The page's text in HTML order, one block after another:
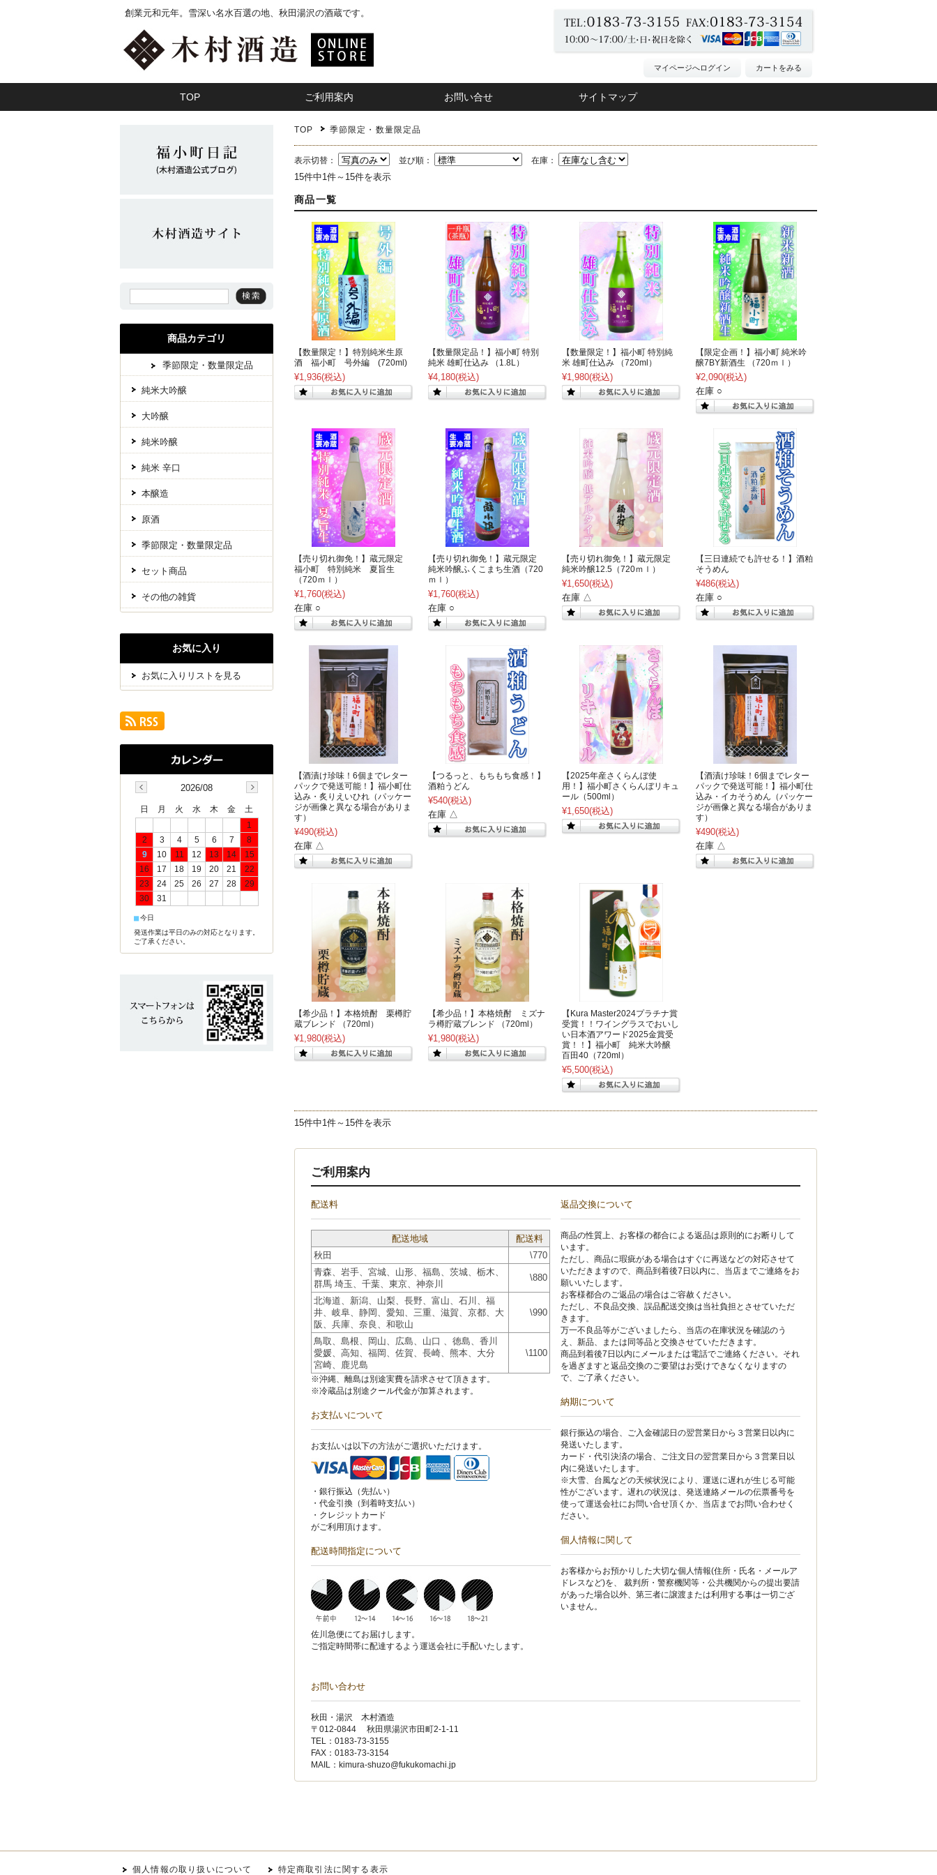
創業元和元年。雪深い名水百選の地、秋田湯沢の酒蔵です。
マイページへログイン カートをみる
TOP ご利用案内 お問い合せ サイトマップ
TOP 季節限定・数量限定品
表示切替： 並び順： 在庫：
15件中1件～15件を表示
商品一覧
【数量限定！】特別純米生原
酒 福小町 号外編 (720ml)
¥1,936(税込)
【数量限定品！】福小町 特別
純米 雄町仕込み （1.8L）
¥4,180(税込)
【数量限定！】福小町 特別純
米 雄町仕込み （720ml）
¥1,980(税込)
【限定企画！】福小町 純米吟
醸7BY新酒生 （720ｍｌ）
¥2,090(税込)
在庫 ○
【売り切れ御免！】蔵元限定
福小町 特別純米 夏旨生
（720ｍｌ）
¥1,760(税込)
在庫 ○
【売り切れ御免！】蔵元限定
純米吟醸ふくこまち生酒（720
ｍｌ）
¥1,760(税込)
在庫 ○
【売り切れ御免！】蔵元限定
純米吟醸12.5（720ｍｌ）
¥1,650(税込)
在庫 △
【三日連続でも許せる！】酒粕
そうめん
¥486(税込)
在庫 ○
【酒漬け珍味！6個までレター
パックで発送可能！】福小町仕
込み・炙りえいひれ（パッケー
ジが画像と異なる場合がありま
す）
¥490(税込)
在庫 △
【つるっと、もちもち食感！】
酒粕うどん
¥540(税込)
在庫 △
【2025年産さくらんぼ使
用！】福小町さくらんぼリキュ
ール（500ml）
¥1,650(税込)
【酒漬け珍味！6個までレター
パックで発送可能！】福小町仕
込み・イカそうめん（パッケー
ジが画像と異なる場合がありま
す）
¥490(税込)
在庫 △
【希少品！】本格焼酎 栗樽貯
蔵ブレンド （720ml）
¥1,980(税込)
【希少品！】本格焼酎 ミズナ
ラ樽貯蔵ブレンド （720ml）
¥1,980(税込)
【Kura Master2024プラチナ賞
受賞！！ワイングラスでおいし
い日本酒アワード2025金賞受
賞！！】福小町 純米大吟醸
百田40（720ml）
¥5,500(税込)
15件中1件～15件を表示
ご利用案内
配送料
配送地域
配送料
秋田
\770
青森、岩手、宮城、山形、福島、茨城、栃木、
群馬 埼玉、千葉、東京、神奈川
\880
北海道、新潟、山梨、長野、富山、石川、福
井、岐阜、静岡、愛知、三重、滋賀、京都、大
阪、兵庫、奈良、和歌山
\990
鳥取、島根、岡山、広島、山口 、徳島、香川
愛媛、高知、福岡、佐賀、長崎、熊本、大分
宮崎、鹿児島
\1100
※沖縄、離島は別途実費を請求させて頂きます。
※冷蔵品は別途クール代金が加算されます。
お支払いについて
お支払いは以下の方法がご選択いただけます。
・銀行振込（先払い）
・代金引換（到着時支払い）
・クレジットカード
がご利用頂けます。
配送時間指定について
佐川急便にてお届けします。
ご指定時間帯に配達するよう運送会社に手配いたします。
返品交換について
商品の性質上、お客様の都合による返品は原則的にお断りして
います。
ただし、商品に瑕疵がある場合はすぐに再送などの対応させて
いただきますので、商品到着後7日以内に、当店までご連絡をお
願いいたします。
お客様都合のご返品の場合はご容赦ください。
ただし、不良品交換、誤品配送交換は当社負担とさせていただ
きます。
万一不良品等がございましたら、当店の在庫状況を確認のう
え、新品、または同等品と交換させていただきます。
商品到着後7日以内にメールまたは電話でご連絡ください。それ
を過ぎますと返品交換のご要望はお受けできなくなりますの
で、ご了承ください。
納期について
銀行振込の場合、ご入金確認日の翌営業日から３営業日以内に
発送いたします。
カード・代引決済の場合、ご注文日の翌営業日から３営業日以
内に発送いたします。
※大雪、台風などの天候状況により、運送に遅れが生じる可能
性がございます。遅れの状況は、発送連絡メールの伝票番号を
使って運送会社にお問い合せ頂くか、当店までお問い合わせく
ださい。
個人情報に関して
お客様からお預かりした大切な個人情報(住所・氏名・メールア
ドレスなど)を、 裁判所・警察機関等・公共機関からの提出要請
があった場合以外、第三者に譲渡または利用する事は一切ござ
いません。
お問い合わせ
秋田・湯沢 木村酒造
〒012-0844 秋田県湯沢市田町2-1-11
TEL：0183-73-3155
FAX：0183-73-3154
MAIL： kimura-shuzo@fukukomachi.jp
商品カテゴリ
季節限定・数量限定品
純米大吟醸
大吟醸
純米吟醸
純米 辛口
本醸造
原酒
季節限定・数量限定品
セット商品
その他の雑貨
お気に入り
お気に入りリストを見る
2026/08
日 月 火 水 木 金
土
1
2
3 4 5 6 7
8
9
10 11 12 13 14
15
16
17 18 19 20 21
22
23
24 25 26 27 28
29
30
31
■今日
発送作業は平日のみの対応となります。
ご了承ください。
個人情報の取り扱いについて 特定商取引法に関する表示